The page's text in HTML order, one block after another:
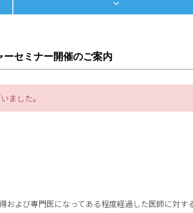
セミナー開催のご案内
ました。
および専門医になってある程度経過した医師に対す